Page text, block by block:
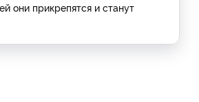
они прикрепятся и станут